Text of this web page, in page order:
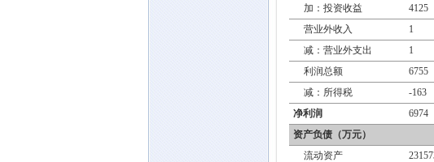
加：投资收益
4125
营业外收入
1
减：营业外支出
1
利润总额
6755
减：所得税
-163
净利润
6974
资产负债（万元）
流动资产